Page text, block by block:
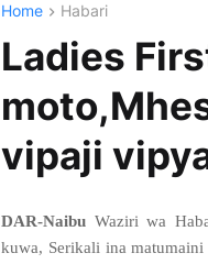
Home Habari
Ladies
vipaji
DAR-Naibu Waziri wa
kuwa, Serikali ina